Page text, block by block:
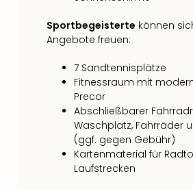
Sportbegeisterte können
Angebote freuen:
7 Sandtennisplätze
Fitnessraum mit
Precor
Abschließbarer
Waschplatz, Fahrräder
(ggf. gegen Gebühr)
Kartenmaterial für
Laufstrecken